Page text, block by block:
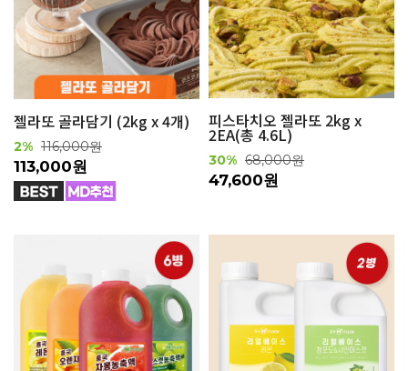
젤라또 골라담기 (2kg x 4개)
2% 116,000원
113,000원
피스타치오 젤라또 2kg x
2EA(총 4.6L)
30% 68,000원
47,600원